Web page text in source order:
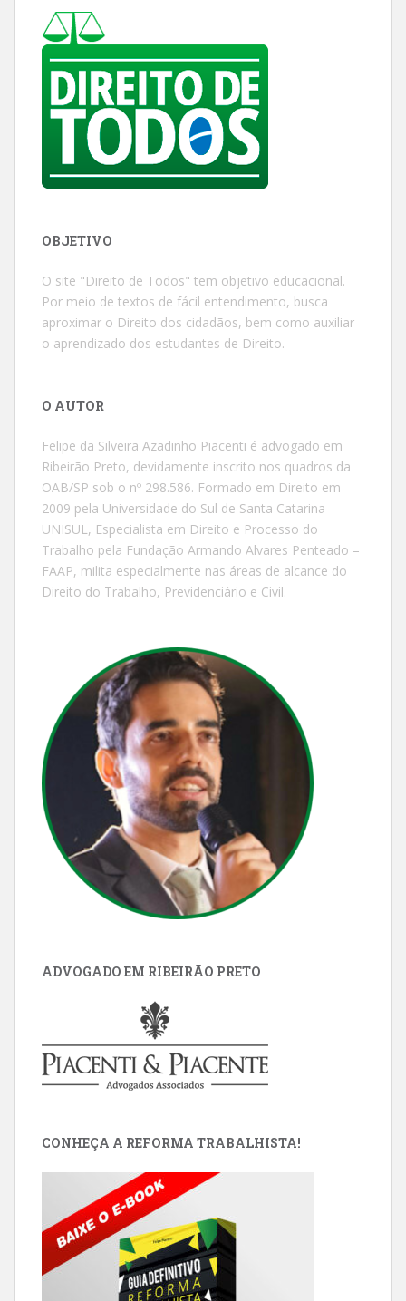
OBJETIVO
O site "Direito de Todos" tem objetivo educacional.
Por meio de textos de fácil entendimento, busca
aproximar o Direito dos cidadãos, bem como auxiliar
o aprendizado dos estudantes de Direito.
O AUTOR
Felipe da Silveira Azadinho Piacenti é advogado em
Ribeirão Preto, devidamente inscrito nos quadros da
OAB/SP sob o nº 298.586. Formado em Direito em
2009 pela Universidade do Sul de Santa Catarina –
UNISUL, Especialista em Direito e Processo do
Trabalho pela Fundação Armando Alvares Penteado –
FAAP, milita especialmente nas áreas de alcance do
Direito do Trabalho, Previdenciário e Civil.
ADVOGADO EM RIBEIRÃO PRETO
CONHEÇA A REFORMA TRABALHISTA!